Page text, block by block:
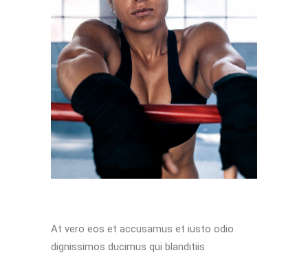
At vero eos et accusamus et iusto odio
dignissimos ducimus qui blanditiis